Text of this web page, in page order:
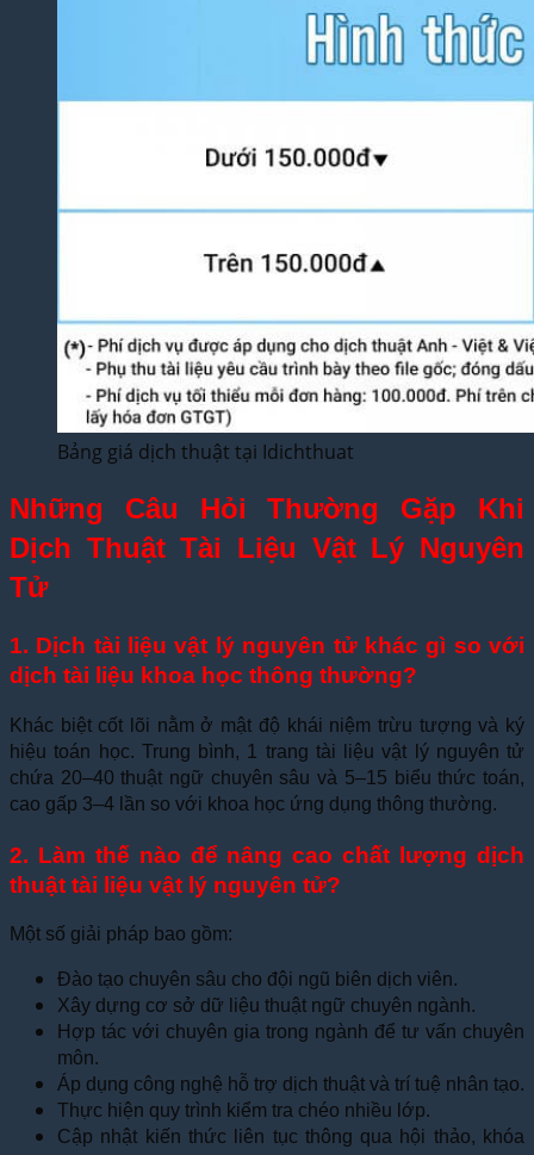
Bảng giá dịch thuật tại Idichthuat
Những Câu Hỏi Thường Gặp Khi
Dịch Thuật Tài Liệu Vật Lý Nguyên
Tử
1. Dịch tài liệu vật lý nguyên tử khác gì so với
dịch tài liệu khoa học thông thường?
Khác biệt cốt lõi nằm ở mật độ khái niệm trừu tượng và ký
hiệu toán học. Trung bình, 1 trang tài liệu vật lý nguyên tử
chứa 20–40 thuật ngữ chuyên sâu và 5–15 biểu thức toán,
cao gấp 3–4 lần so với khoa học ứng dụng thông thường.
2. Làm thế nào để nâng cao chất lượng dịch
thuật tài liệu vật lý nguyên tử?
Một số giải pháp bao gồm:
Đào tạo chuyên sâu cho đội ngũ biên dịch viên.
Xây dựng cơ sở dữ liệu thuật ngữ chuyên ngành.
Hợp tác với chuyên gia trong ngành để tư vấn chuyên
môn.
Áp dụng công nghệ hỗ trợ dịch thuật và trí tuệ nhân tạo.
Thực hiện quy trình kiểm tra chéo nhiều lớp.
Cập nhật kiến thức liên tục thông qua hội thảo, khóa